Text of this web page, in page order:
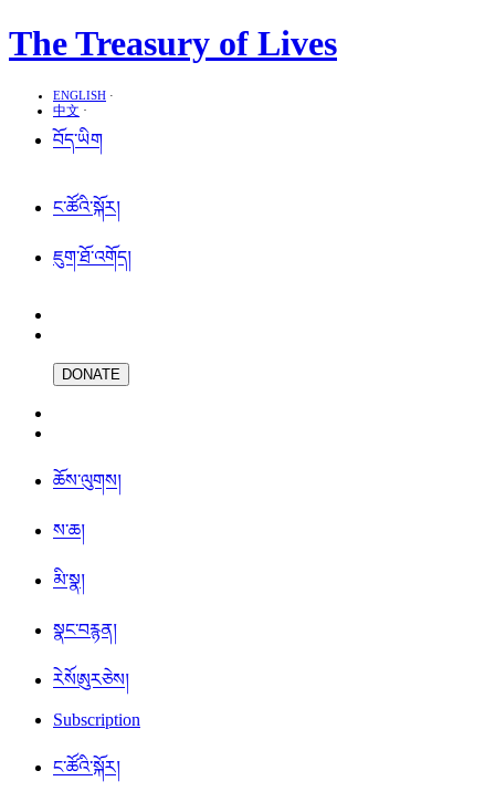
The Treasury of Lives
ENGLISH ·
中文 ·
བོད་ཡིག
ང་ཚོའི་སྐོར།
ཇུག་ཐོ་འགོད།
DONATE
ཆོས་ལུགས།
ས་ཆ།
མི་སྣ།
སྣང་བརྙན།
ཪེསོཨུརཅེས།
Subscription
ང་ཚོའི་སྐོར།